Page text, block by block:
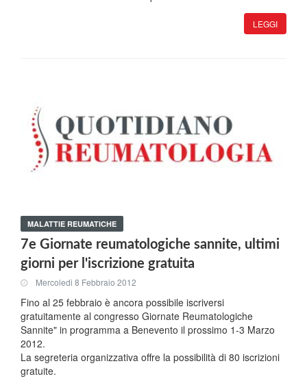
LEGGI
MALATTIE REUMATICHE
7e Giornate reumatologiche sannite, ultimi
giorni per l'iscrizione gratuita
Mercoledi 8 Febbraio 2012
Fino al 25 febbraio è ancora possibile iscriversi
gratuitamente al congresso Giornate Reumatologiche
Sannite" in programma a Benevento il prossimo 1-3 Marzo
2012.
La segreteria organizzativa offre la possibilità di 80 iscrizioni
gratuite.